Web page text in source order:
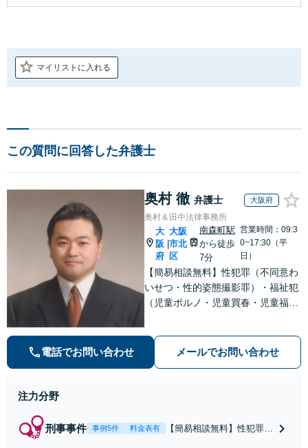
マイリストに入れる
この質問に回答した弁護士
奥村 徹 弁護士 大阪府
奥村＆田中法律事務所
大
阪
府
大阪
市北
区
南森町駅
から徒歩
7分
営業時間：09:3
0~17:30（平
日）
【簡易相談無料】性犯罪（不同意わ
いせつ・性的姿態撮影罪）・福祉犯
（児童ポルノ・児童買春・児童福祉
等）に非常に詳しい弁護士です
電話でお問い合わせ メールでお問い合わせ
注力分野
刑事事件 事例5件 料金表有
【簡易相談無料】性犯罪